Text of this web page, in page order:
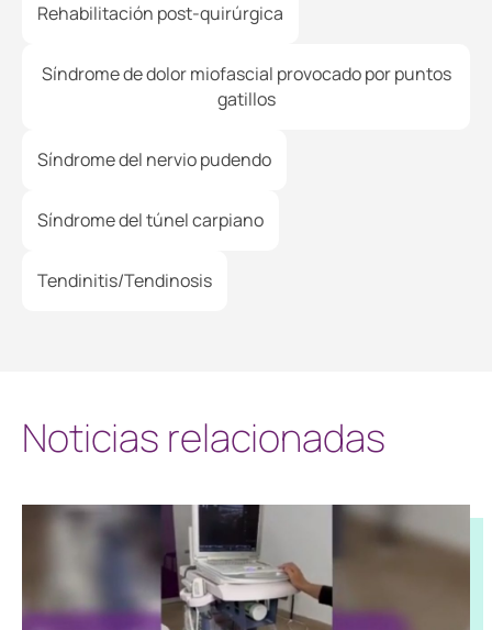
Rehabilitación post-quirúrgica
Síndrome de dolor miofascial provocado por puntos
gatillos
Síndrome del nervio pudendo
Síndrome del túnel carpiano
Tendinitis/Tendinosis
Noticias relacionadas